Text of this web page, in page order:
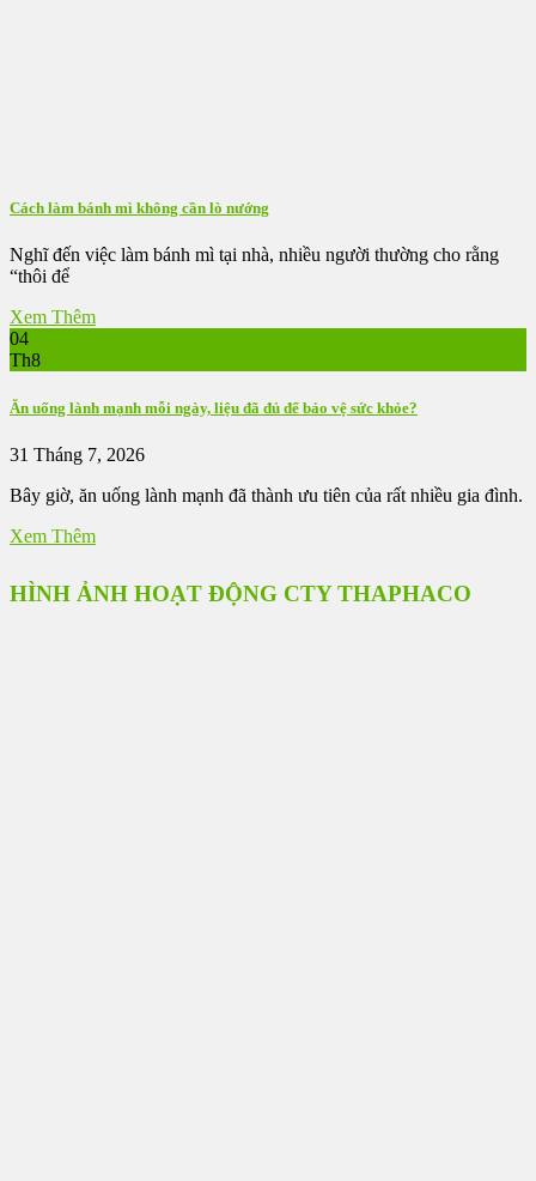
Cách làm bánh mì không cần lò nướng
Nghĩ đến việc làm bánh mì tại nhà, nhiều người thường cho rằng
“thôi để
Xem Thêm
04
Th8
Ăn uống lành mạnh mỗi ngày, liệu đã đủ để bảo vệ sức khỏe?
31 Tháng 7, 2026
Bây giờ, ăn uống lành mạnh đã thành ưu tiên của rất nhiều gia đình.
Xem Thêm
HÌNH ẢNH HOẠT ĐỘNG CTY THAPHACO